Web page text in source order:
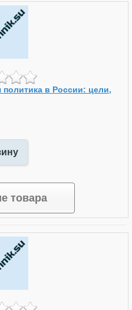
политика в России: цели,
товара